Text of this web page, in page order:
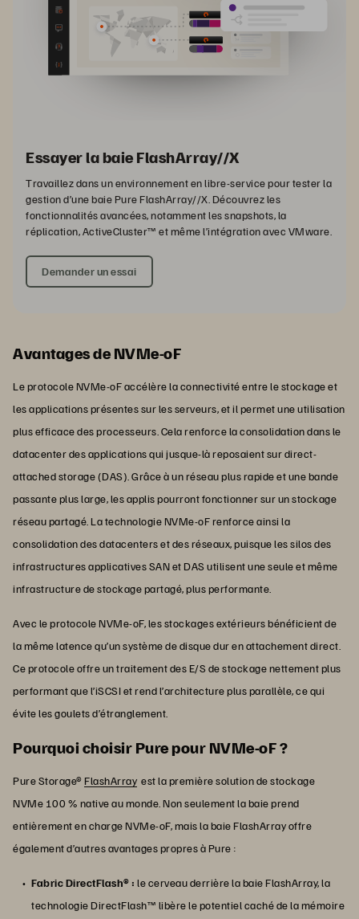
Essayer la baie FlashArray//X
Travaillez dans un environnement en libre-service pour tester la
gestion d’une baie Pure FlashArray//X. Découvrez les
fonctionnalités avancées, notamment les snapshots, la
réplication, ActiveCluster™ et même l’intégration avec VMware.
Demander un essai
Avantages de NVMe-oF
Le protocole NVMe-oF accélère la connectivité entre le stockage et
les applications présentes sur les serveurs, et il permet une utilisation
plus efficace des processeurs. Cela renforce la consolidation dans le
datacenter des applications qui jusque-là reposaient sur direct-
attached storage (DAS). Grâce à un réseau plus rapide et une bande
passante plus large, les applis pourront fonctionner sur un stockage
réseau partagé. La technologie NVMe-oF renforce ainsi la
consolidation des datacenters et des réseaux, puisque les silos des
infrastructures applicatives SAN et DAS utilisent une seule et même
infrastructure de stockage partagé, plus performante.
Avec le protocole NVMe-oF, les stockages extérieurs bénéficient de
la même latence qu’un système de disque dur en attachement direct.
Ce protocole offre un traitement des E/S de stockage nettement plus
performant que l’iSCSI et rend l’architecture plus parallèle, ce qui
évite les goulets d’étranglement.
Pourquoi choisir Pure pour NVMe-oF ?
Pure Storage® FlashArray est la première solution de stockage
NVMe 100 % native au monde. Non seulement la baie prend
entièrement en charge NVMe-oF, mais la baie FlashArray offre
également d’autres avantages propres à Pure :
Fabric DirectFlash® : le cerveau derrière la baie FlashArray, la
technologie DirectFlash™ libère le potentiel caché de la mémoire